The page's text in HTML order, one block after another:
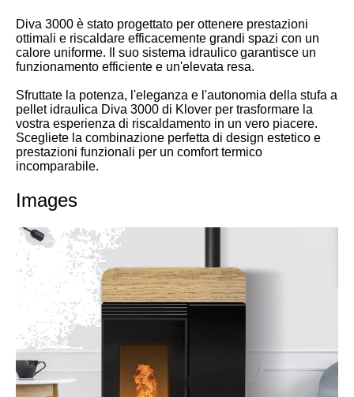
Diva 3000 è stato progettato per ottenere prestazioni
ottimali e riscaldare efficacemente grandi spazi con un
calore uniforme. Il suo sistema idraulico garantisce un
funzionamento efficiente e un'elevata resa.
Sfruttate la potenza, l'eleganza e l'autonomia della stufa a
pellet idraulica Diva 3000 di Klover per trasformare la
vostra esperienza di riscaldamento in un vero piacere.
Scegliete la combinazione perfetta di design estetico e
prestazioni funzionali per un comfort termico
incomparabile.
Images